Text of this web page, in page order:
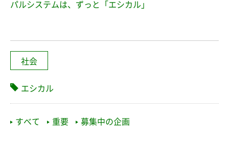
パルシステムは、ずっと「エシカル」
社会
エシカル
すべて 重要 募集中の企画